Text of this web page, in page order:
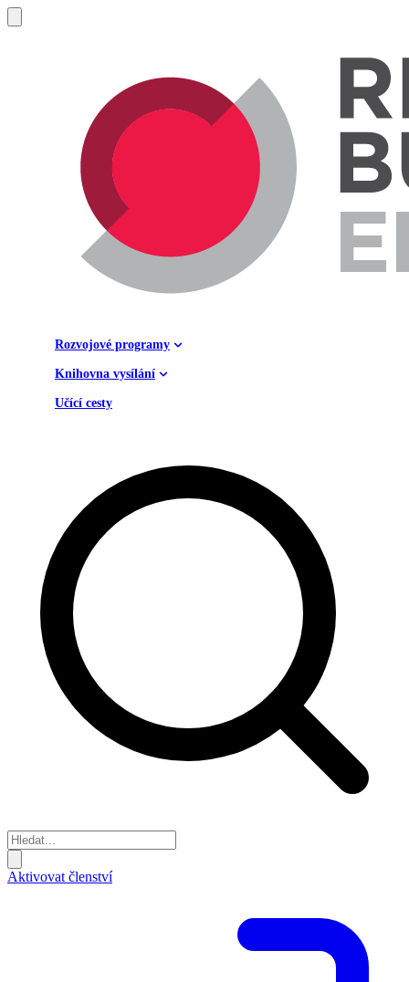
Rozvojové programy
Knihovna vysílání
Učící cesty
Aktivovat členství